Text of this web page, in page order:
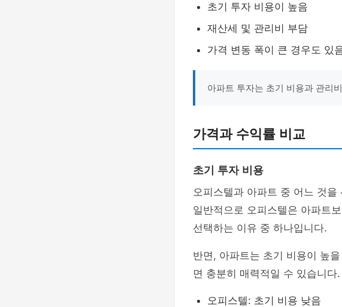
초기 투자 비용이 높음
재산세 및 관리비 부담
가격 변동 폭이 큰 경우도 있
아파트 투자는 초기 비용과 관리
가격과 수익률 비교
초기 투자 비용
오피스텔과 아파트 중 어느 것을
일반적으로 오피스텔은 아파트
선택하는 이유 중 하나입니다.
반면, 아파트는 초기 비용이 높
면 충분히 매력적일 수 있습니다.
오피스텔: 초기 비용 낮음